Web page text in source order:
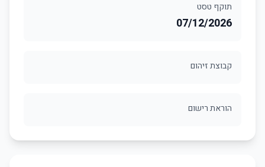
תוקף טסט
07/12/2026
קבוצת זיהום
הוראת רישום